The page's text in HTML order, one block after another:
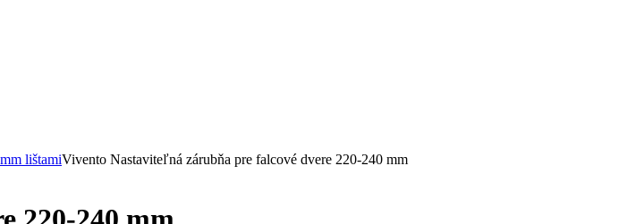
lištamiVivento Nastaviteľná zárubňa pre falcové dvere 220-240 mm